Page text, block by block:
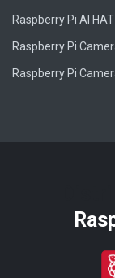
Raspberry Pi AI
Raspberry Pi
Raspberry Pi